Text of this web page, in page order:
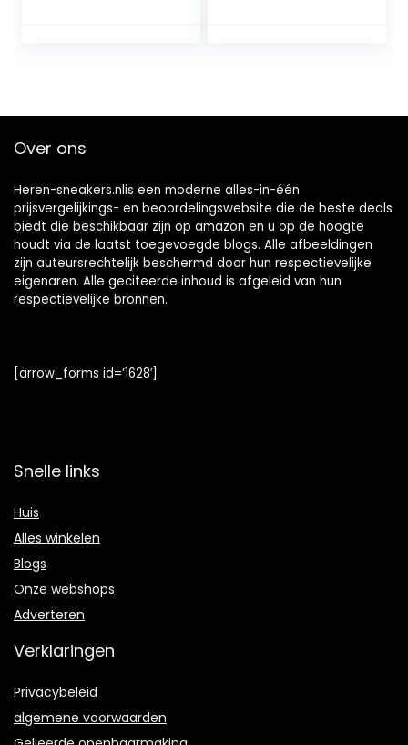
Over ons
Heren-sneakers.nlis een moderne alles-in-één
prijsvergelijkings- en beoordelingswebsite die de beste deals
biedt die beschikbaar zijn op amazon en u op de hoogte
houdt via de laatst toegevoegde blogs. Alle afbeeldingen
zijn auteursrechtelijk beschermd door hun respectievelijke
eigenaren. Alle geciteerde inhoud is afgeleid van hun
respectievelijke bronnen.
[arrow_forms id=’1628′]
Snelle links
Huis
Alles winkelen
Blogs
Onze webshops
Adverteren
Verklaringen
Privacybeleid
algemene voorwaarden